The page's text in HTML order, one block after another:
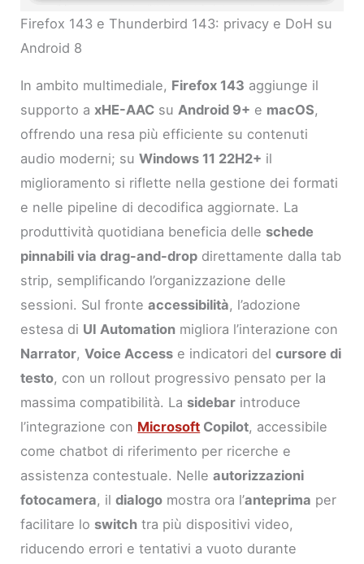
Firefox 143 e Thunderbird 143: privacy e DoH su
Android 8
In ambito multimediale, Firefox 143 aggiunge il
supporto axHE-AAC suAndroid 9+ e macOS,
offrendo una resa più efficiente su contenuti
audio moderni; suWindows 11 22H2+ il
miglioramento si riflette nella gestione dei formati
e nelle pipeline di decodifica aggiornate. La
produttività quotidiana beneficia delle schede
pinnabili via drag-and-drop direttamente dalla tab
strip, semplificando l’organizzazione delle
sessioni. Sul fronteaccessibilità, l’adozione
estesa di UI Automation migliora l’interazione con
Narrator,Voice Access e indicatori delcursore di
testo, con un rollout progressivo pensato per la
massima compatibilità. La sidebar introduce
l’integrazione con Microsoft Copilot, accessibile
come chatbot di riferimento per ricerche e
assistenza contestuale. Nelleautorizzazioni
fotocamera, ildialogo mostra ora l’anteprima per
facilitare lo switch tra più dispositivi video,
riducendo errori e tentativi a vuoto durante